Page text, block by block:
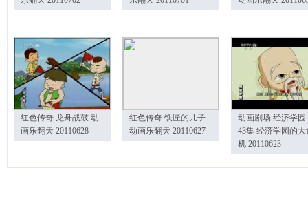
红色传奇 龙舟战鼓 动
画乐翻天 20110628
红色传奇 铁匠的儿子
动画乐翻天 20110627
动画剧场 经济学园
43集 经济学园的大
机 20110623